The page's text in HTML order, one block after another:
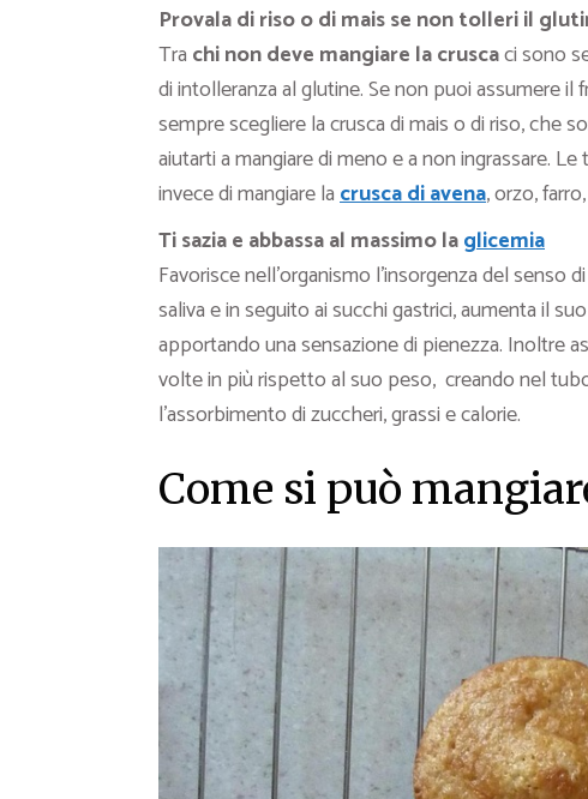
Provala di riso o di mais se non tolleri il
Tra chi non deve mangiare la cruscaci sono
di intolleranza al glutine. Se non puoi assumere
sempre scegliere la crusca di mais o di riso, che
aiutarti a mangiare di meno e a non ingrassare.
invece di mangiare lacrusca di avena, orzo,
Ti sazia e abbassa al massimo laglicemia
Favorisce nell’organismo l’insorgenza del
saliva e in seguito ai succhi gastrici, aumenta il
apportando una sensazione di pienezza. Inoltre
volte in più rispetto al suo peso, creando nel
l’assorbimento di zuccheri, grassi e calorie.
Come si può